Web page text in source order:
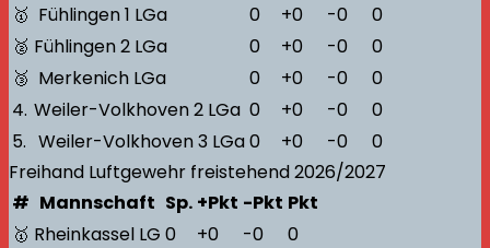
🥇 Fühlingen 1 LGa 0 +0 -0
0
🥈 Fühlingen 2 LGa 0 +0 -0
0
🥉 Merkenich LGa 0 +0 -0
0
4. Weiler-Volkhoven 2 LGa 0 +0 -0
0
5. Weiler-Volkhoven 3 LGa0 +0 -0
0
Freihand Luftgewehr freistehend2026/2027
# Mannschaft Sp. +Pkt -Pkt Pkt
🥇 Rheinkassel LG 0 +0 -0
0